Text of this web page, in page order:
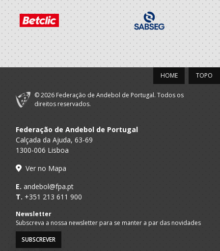
TOPO
HOME
© 2026 Federação de Andebol de Portugal. Todos os
direitos reservados.
Federação de Andebol de Portugal
Calçada da Ajuda, 63-69
1300-006 Lisboa
Ver no Mapa
E. andebol@fpa.pt
T. +351 213 611 900
Newsletter
Subscreva a nossa newsletter para se manter a par das novidades
SUBSCREVER